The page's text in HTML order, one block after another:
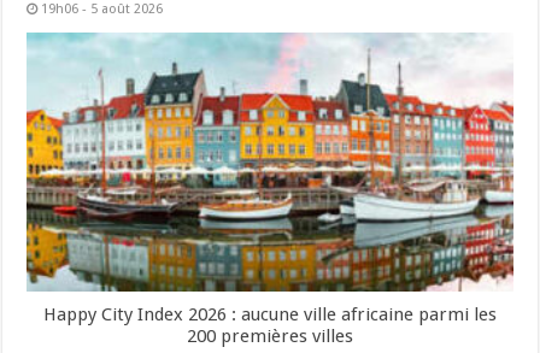
19h06 - 5 août 2026
Happy City Index 2026 : aucune ville africaine parmi les
200 premières villes